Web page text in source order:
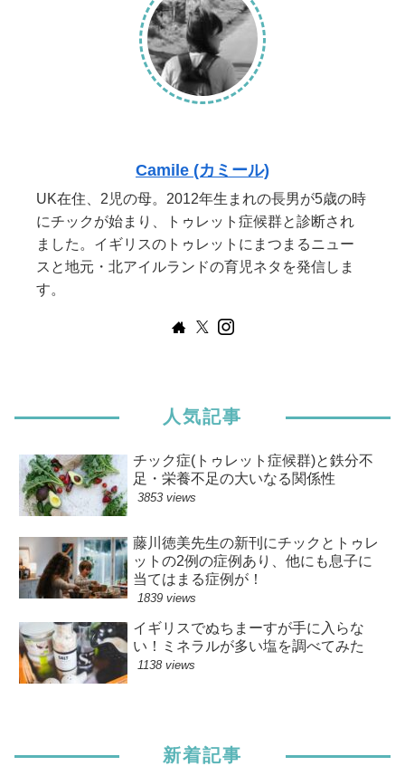
Camile (カミール)
UK在住、2児の母。2012年生まれの長男が5歳の時
にチックが始まり、トゥレット症候群と診断され
ました。イギリスのトゥレットにまつまるニュー
スと地元・北アイルランドの育児ネタを発信しま
す。
人気記事
チック症(トゥレット症候群)と鉄分不
足・栄養不足の大いなる関係性
3853 views
藤川徳美先生の新刊にチックとトゥレ
ットの2例の症例あり、他にも息子に
当てはまる症例が！
1839 views
イギリスでぬちまーすが手に入らな
い！ミネラルが多い塩を調べてみた
1138 views
新着記事